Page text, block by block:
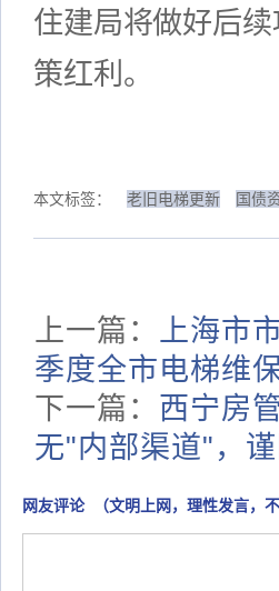
住建局将做好后
策红利。
本文标签： 老旧电梯更新 国债
上一篇：
上海市
季度全市电梯维
下一篇： 西宁房
无"内部渠道"，
网友评论 （文明上网，理性发言，不